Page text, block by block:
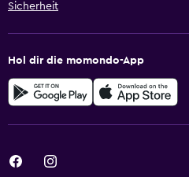
Sicherheit
Hol dir die momondo-App